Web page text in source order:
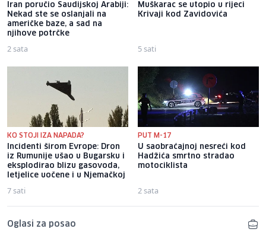
Iran poručio Saudijskoj Arabiji:
Nekad ste se oslanjali na
američke baze, a sad na
njihove potrčke
2 sata
Muškarac se utopio u rijeci
Krivaji kod Zavidovića
5 sati
KO STOJI IZA NAPADA?
Incidenti širom Evrope: Dron
iz Rumunije ušao u Bugarsku i
eksplodirao blizu gasovoda,
letjelice uočene i u Njemačkoj
7 sati
PUT M-17
U saobraćajnoj nesreći kod
Hadžića smrtno stradao
motociklista
2 sata
Oglasi za posao